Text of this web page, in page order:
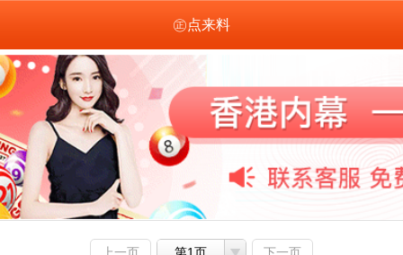
㊣点来料
上一页 第1页 下一页